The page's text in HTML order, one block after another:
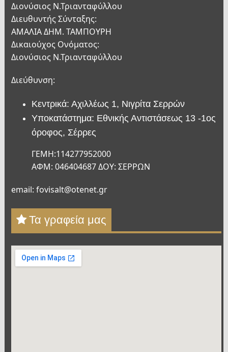
Διονύσιος Ν.Τριανταφύλλου
Διευθυντής Σύνταξης:
ΑΜΑΛΙΑ ΔΗΜ. ΤΑΜΠΟΥΡΗ
Δικαιούχος Ονόματος:
Διονύσιος Ν.Τριανταφύλλου
Διεύθυνση:
Κεντρικά: Αχιλλέως 1, Νιγρίτα Σερρών
Υποκατάστημα: Εθνικής Αντιστάσεως 13 -1ος
όροφος, Σέρρες
ΓΕΜΗ:114277952000
ΑΦΜ: 046404687 ΔΟΥ: ΣΕΡΡΩΝ
email: fovisalt@otenet.gr
Τα γραφεία μας